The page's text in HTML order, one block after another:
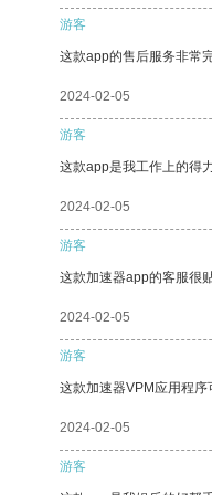
游客
这款app的售后服务非常
2024-02-05
游客
这款app是我工作上的得
2024-02-05
游客
这款加速器app的客服很
2024-02-05
游客
这款加速器VPM应用程序
2024-02-05
游客